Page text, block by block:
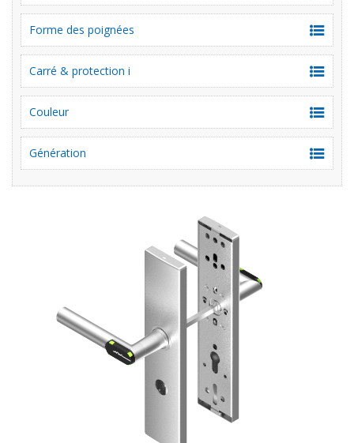
Forme des poignées
Carré & protection i
Couleur
Génération